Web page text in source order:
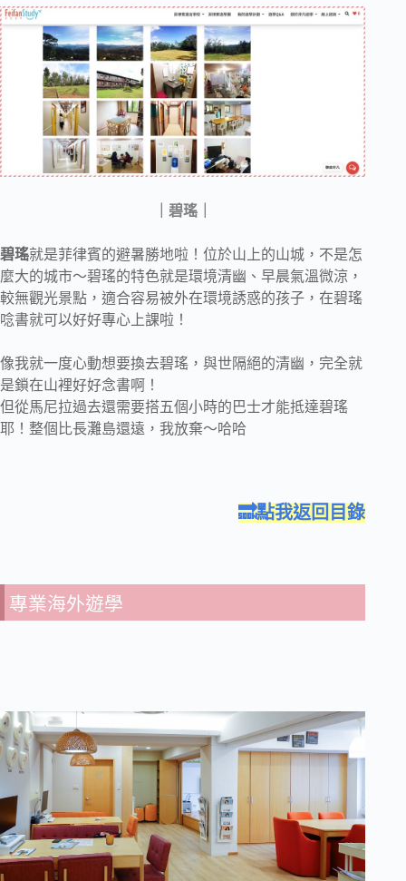
｜碧瑤｜
碧瑤就是菲律賓的避暑勝地啦！位於山上的山城，不是怎
麼大的城市～碧瑤的特色就是環境清幽、早晨氣溫微涼，
較無觀光景點，適合容易被外在環境誘惑的孩子，在碧瑤
唸書就可以好好專心上課啦！
像我就一度心動想要換去碧瑤，與世隔絕的清幽，完全就
是鎖在山裡好好念書啊！
但從馬尼拉過去還需要搭五個小時的巴士才能抵達碧瑤
耶！整個比長灘島還遠，我放棄～哈哈
🔜點我返回目錄
專業海外遊學